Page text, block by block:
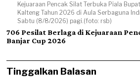
Kejuaraan Pencak Silat Terbuka Piala
Kalteng Tahun 2026 di Aula Serbaguna
Sabtu (8/8/2026) pagi.(foto: rsb)
706 Pesilat Berlaga di Kejuaraan
Banjar Cup 2026
Tinggalkan Balasan